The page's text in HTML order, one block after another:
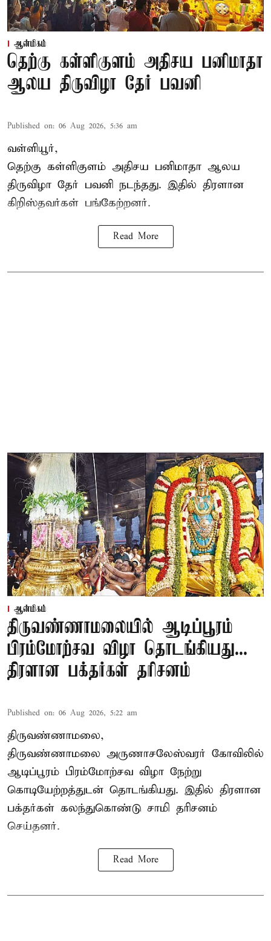
ஆன்மிகம்
தெற்கு கள்ளிகுளம் அதிசய பனிமாதா
ஆலய திருவிழா தேர் பவனி
Published on: 06 Aug 2026, 5:36 am
வள்ளியூர்,
தெற்கு கள்ளிகுளம் அதிசய பனிமாதா ஆலய
திருவிழா தேர் பவனி நடந்தது. இதில் திரளான
கிறிஸ்தவர்கள் பங்கேற்றனர்.
Read More
ஆன்மிகம்
திருவண்ணாமலையில் ஆடிப்பூரம்
பிரம்மோற்சவ விழா தொடங்கியது...
திரளான பக்தர்கள் தரிசனம்
Published on: 06 Aug 2026, 5:22 am
திருவண்ணாமலை,
திருவண்ணாமலை அருணாசலேஸ்வரர் கோவிலில்
ஆடிப்பூரம் பிரம்மோற்சவ விழா நேற்று
கொடியேற்றத்துடன் தொடங்கியது. இதில் திரளான
பக்தர்கள் கலந்துகொண்டு சாமி தரிசனம்
செய்தனர்.
Read More